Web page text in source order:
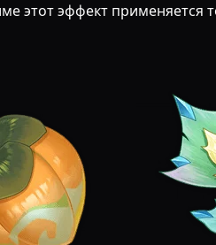
этот эффект